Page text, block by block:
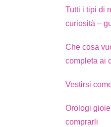
Tutti i tipi di
curiosità –
Che cosa
completa ai
Vestirsi
Orologi
comprarli